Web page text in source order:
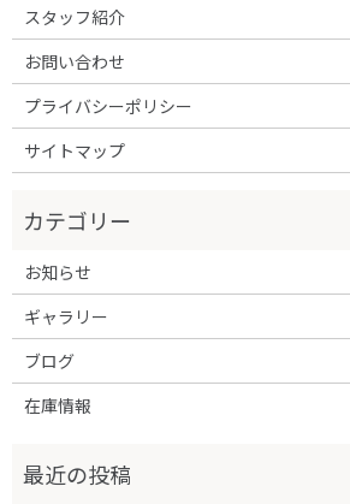
スタッフ紹介
お問い合わせ
プライバシーポリシー
サイトマップ
お知らせ
ギャラリー
ブログ
在庫情報